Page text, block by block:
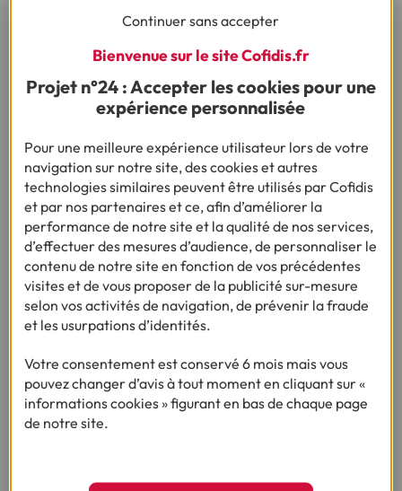
finançons votre dossier dans les meilleurs
délais conformément à la réglementation
Je fais une simulation
Ça pourrait vous intéresser
Besoin d'en savoir plus sur le crédit ?
Continuer sans accepter
Bienvenue sur le site Cofidis.fr
Projet n°24 : Accepter les cookies pour une
expérience personnalisée
Pour une meilleure expérience utilisateur lors de votre
navigation sur notre site, des cookies et autres
technologies similaires peuvent être utilisés par Cofidis
et par nos partenaires et ce, afin d’améliorer la
performance de notre site et la qualité de nos services,
d’effectuer des mesures d’audience, de personnaliser le
contenu de notre site en fonction de vos précédentes
visites et de vous proposer de la publicité sur-mesure
selon vos activités de navigation, de prévenir la fraude
et les usurpations d’identités.
Votre consentement est conservé 6 mois mais vous
pouvez changer d’avis à tout moment en cliquant sur «
informations cookies » figurant en bas de chaque page
de notre site.